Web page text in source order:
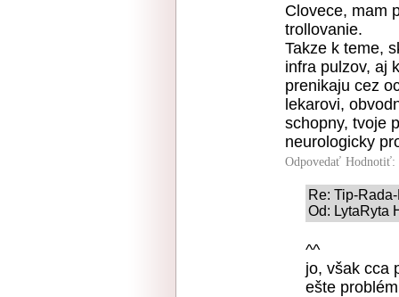
Clovece, mam
trollovanie.
Takze k teme,
infra pulzov, aj
prenikaju cez
lekarovi,
schopny, tvoje
neurologicky
Odpovedať Hodnotiť:
Re: Tip-
Od: LytaRyta
^^
jo, však cca
ešte